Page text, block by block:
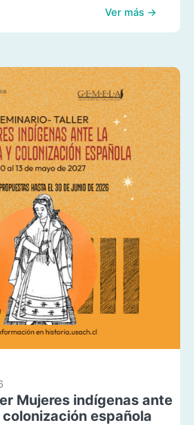
Ver más →
Mujeres indígenas ante
española